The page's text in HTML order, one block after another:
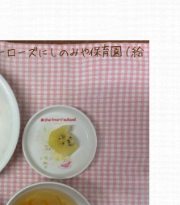
ローズにしのみや保育園（給